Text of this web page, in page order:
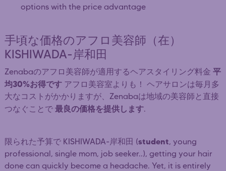
options with the price advantage
手頃な価格のアフロ美容師（在）
KISHIWADA-岸和田
Zenabaのアフロ美容師が適用するヘアスタイリング料金 平
均30%お得です アフロ美容室よりも！ ヘアサロンは毎月多
大なコストがかかりますが、Zenabaは地域の美容師と直接
つなぐことで 最良の価格を提供します.
限られた予算で KISHIWADA-岸和田 (student, young
professional, single mom, job seeker..), getting your hair
done can quickly become a headache. Yet, it is entirely